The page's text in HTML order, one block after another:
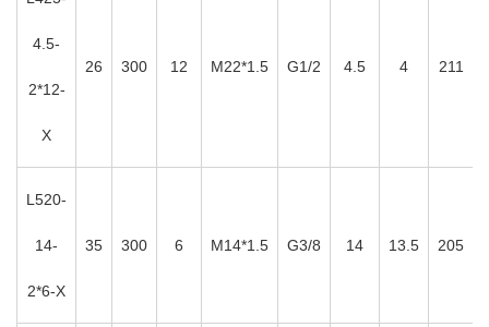
4.5-
2*12-
X
26 300 12 M22*1.5 G1/2 4.5 4 211
L520-
14-
2*6-X
35 300 6 M14*1.5 G3/8 14 13.5 205